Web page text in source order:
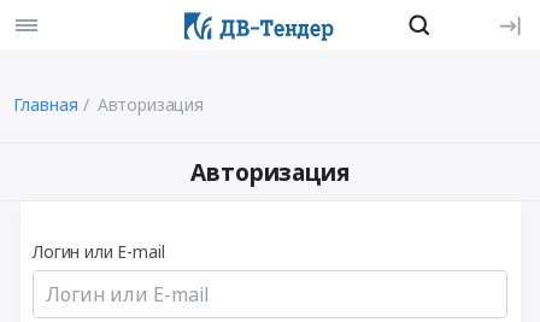
Главная Авторизация
Авторизация
Логин или E-mail